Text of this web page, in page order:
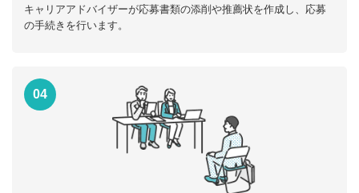
キャリアアドバイザーが応募書類の添削や推薦状を作成し、応募
の手続きを行います。
04